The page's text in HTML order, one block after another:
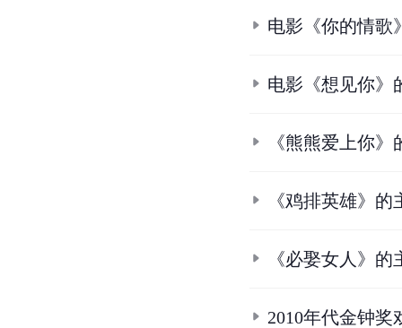
电影《你的情歌
电影《想见你》
《熊熊爱上你
《鸡排英雄》的
《必娶女人》的
2010年代金钟奖